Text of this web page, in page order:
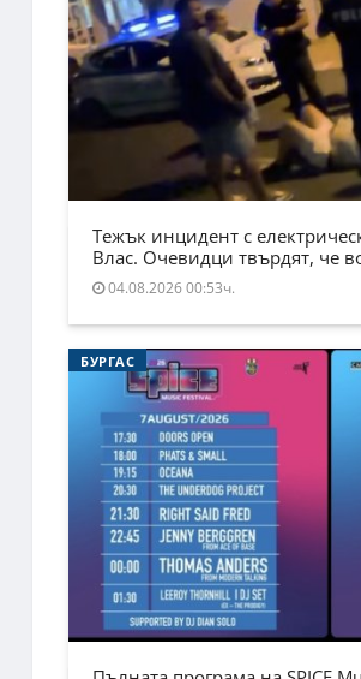
Тежък инцидент с
Влас. Очевидци твърдят, че
04.08.2026 00:53ч.
БУРГАС